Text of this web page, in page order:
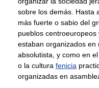
sobre los demás. Hasta
más fuerte o sabio del
pueblos
estaban organizados en
absolutista, y como en
o la cultura fenicia
organizadas en